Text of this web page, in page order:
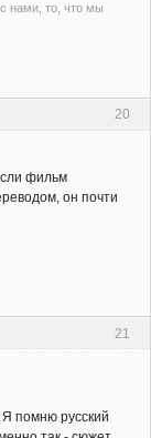
нами, то, что мы
20
фильм
он почти
21
помню русский